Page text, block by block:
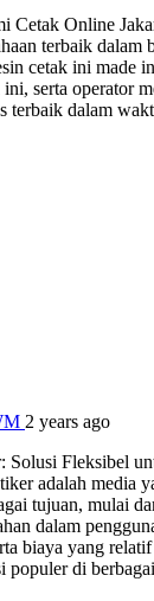
Cetak Online
terbaik dalam
cetak ini made
serta operator
terbaik dalam
2 years ago
Solusi Fleksibel
adalah media
tujuan, mulai
dalam
biaya yang
populer di